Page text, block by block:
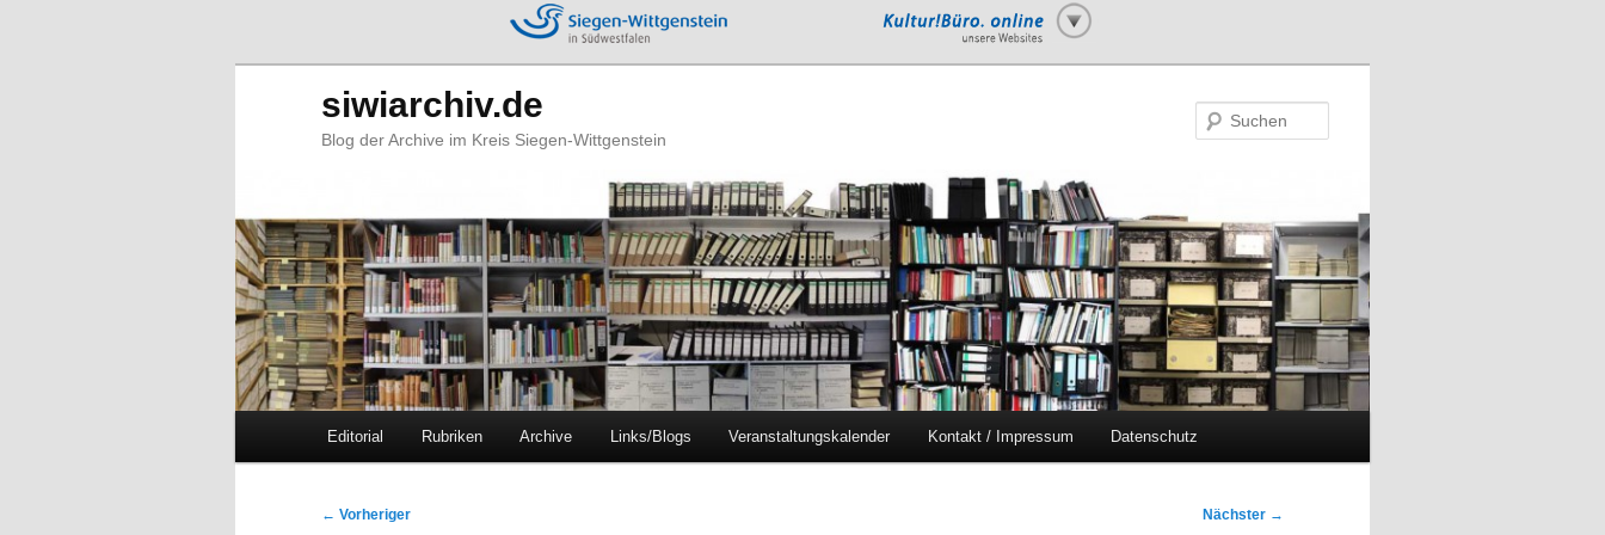
siwiarchiv.de
Blog der Archive im Kreis Siegen-Wittgenstein
Zum
Zum
Editorial Rubriken Archive Links/Blogs Veranstaltungskalender Kontakt / Impressum Datenschutz
Beitragsnavigation
← Vorheriger Nächster →